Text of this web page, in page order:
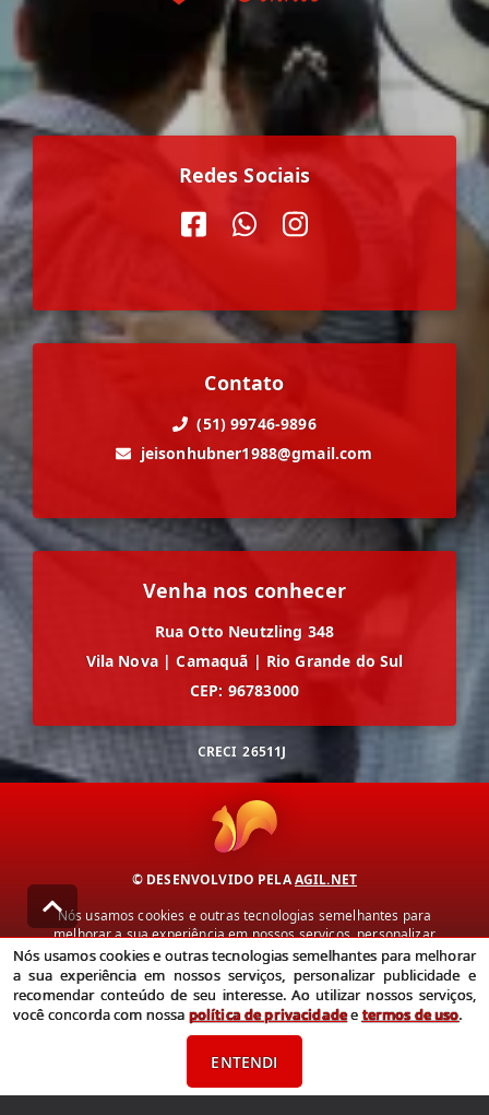
Redes Sociais
Contato
(51) 99746-9896
jeisonhubner1988@gmail.com
Venha nos conhecer
Rua Otto Neutzling 348
Vila Nova | Camaquã | Rio Grande do Sul
CEP: 96783000
CRECI 26511J
© DESENVOLVIDO PELAAGIL.NET
Nós usamos cookies e outras tecnologias semelhantes para
melhorar a sua experiência em nossos serviços, personalizar
publicidade e recomendar conteúdo de seu interesse. Ao utilizar
nossos serviços, você concorda com nossa política de privacidade e
termos de uso.
Política de Privacidade Termos de uso
Nós usamos cookies e outras tecnologias semelhantes para melhorar
a sua experiência em nossos serviços, personalizar publicidade e
recomendar conteúdo de seu interesse. Ao utilizar nossos serviços,
você concorda com nossa política de privacidadeetermos de uso.
ENTENDI